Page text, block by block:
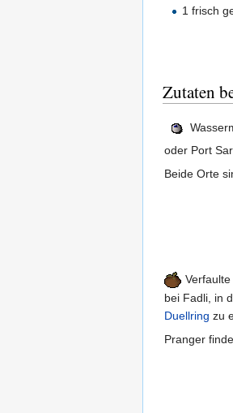
1 frisch
Zutaten
oder Port
Beide Orte
bei Fadli, in
Duellring zu
Pranger